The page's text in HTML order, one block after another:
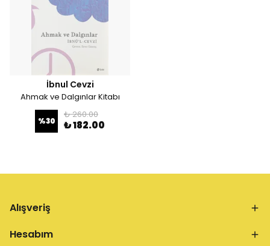
İbnul Cevzi
Ahmak ve Dalgınlar Kitabı
%30
₺ 260.00
₺ 182.00
Alışveriş
Hesabım